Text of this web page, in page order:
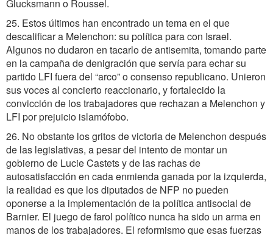
Glucksmann o Roussel.
25. Estos últimos han encontrado un tema en el que
descalificar a Melenchon: su política para con Israel.
Algunos no dudaron en tacarlo de antisemita, tomando parte
en la campaña de denigración que servía para echar su
partido LFI fuera del “arco” o consenso republicano. Unieron
sus voces al concierto reaccionario, y fortalecido la
convicción de los trabajadores que rechazan a Melenchon y
LFI por prejuicio islamófobo.
26. No obstante los gritos de victoria de Melenchon después
de las legislativas, a pesar del intento de montar un
gobierno de Lucie Castets y de las rachas de
autosatisfacción en cada enmienda ganada por la izquierda,
la realidad es que los diputados de NFP no pueden
oponerse a la implementación de la política antisocial de
Barnier. El juego de farol político nunca ha sido un arma en
manos de los trabajadores. El reformismo que esas fuerzas